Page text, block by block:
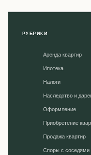
РУБРИКИ
Аренда квартир
Ипотека
Налоги
Наследство и
Оформление
Приобретение
Продажа квартир
Споры с соседями